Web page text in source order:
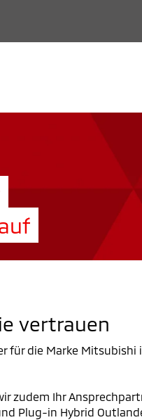
vertrauen
für die Marke
zudem Ihr
Plug-in Hybrid